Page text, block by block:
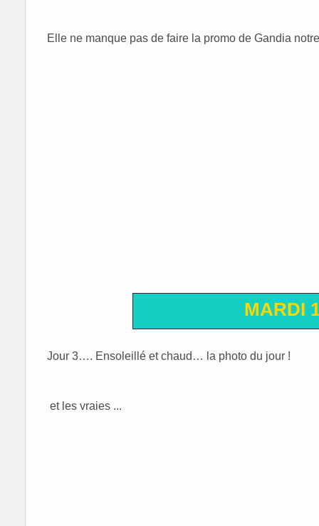
Elle ne manque pas de faire la promo de Gandia
MARDI
Jour 3…. Ensoleillé et chaud… la photo du jour !
et les vraies ...